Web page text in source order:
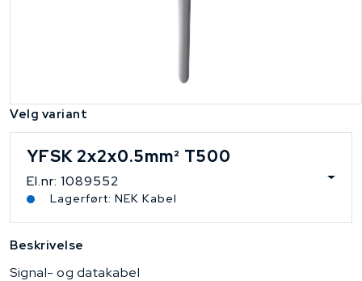
Velg variant
YFSK 2x2x0.5mm² T500
El.nr: 1089552
Lagerført: NEK Kabel
Beskrivelse
Signal- og datakabel